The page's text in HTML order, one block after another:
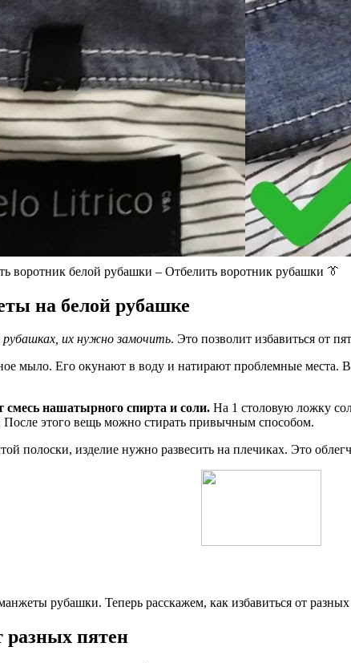
воротник белой рубашки – Отбелить воротник рубашки 👔
на белой рубашке
их нужно замочить. Это позволит избавиться от
мыло. Его окунают в воду и натирают проблемные
смесь нашатырного спирта и соли. На 1 столовую ложку
этого вещь можно стирать привычным способом.
полоски, изделие нужно развесить на плечиках. Это
рубашки. Теперь расскажем, как избавиться от
разных пятен